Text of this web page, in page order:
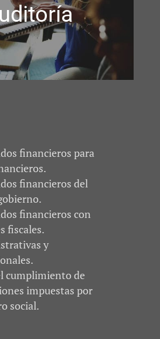
financieros para
financieros del
financieros con
fiscales.
y
cumplimiento de
impuestas por
social.